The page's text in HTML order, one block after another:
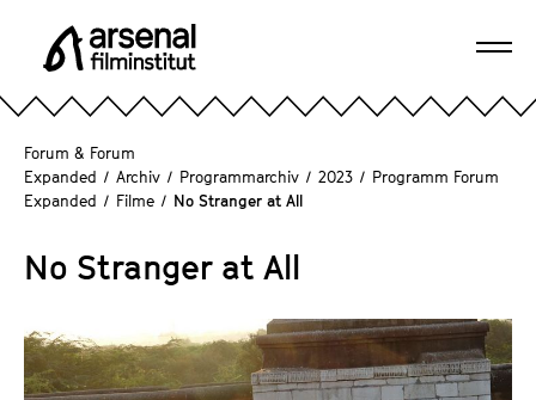
e r
s
e
n
l
m
Forum & Forum
Expanded / Archiv / Programmarchiv / 2023 / Programm Forum
Expanded / Filme / No Stranger at All
No Stranger at All